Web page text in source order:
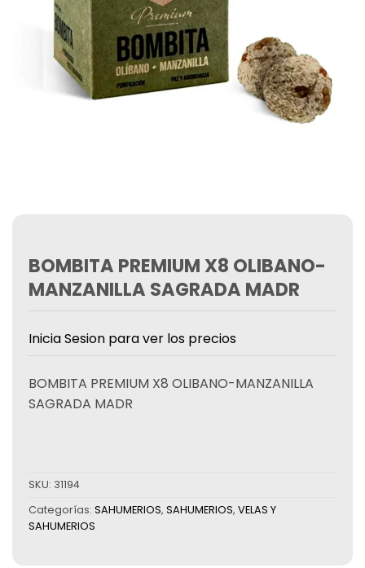
BOMBITA PREMIUM X8 OLIBANO-
MANZANILLA SAGRADA MADR
Inicia Sesion para ver los precios
BOMBITA PREMIUM X8 OLIBANO-MANZANILLA
SAGRADA MADR
SKU: 31194
Categorías: SAHUMERIOS, SAHUMERIOS, VELAS Y
SAHUMERIOS